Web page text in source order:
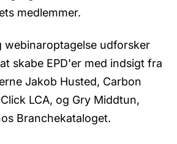
medlemmer.
webinaroptagelse udforsker
skabe EPD'er med indsigt fra
Jakob Husted, Carbon
LCA, og Gry Middtun,
Branchekataloget.